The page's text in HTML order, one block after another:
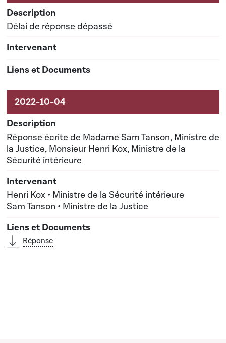
Délai de réponse dépassé
Réponse écrite de Madame Sam Tanson, Ministre de
la Justice, Monsieur Henri Kox, Ministre de la
Sécurité intérieure
Henri Kox • Ministre de la Sécurité intérieure
Sam Tanson • Ministre de la Justice
Réponse